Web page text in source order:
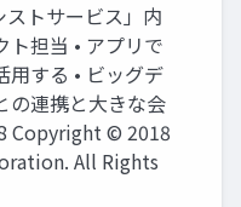
ストサービス」内
ト担当 • アプリで
用する • ビッグデ
の連携と大きな会
Copyright © 2018
All Rights